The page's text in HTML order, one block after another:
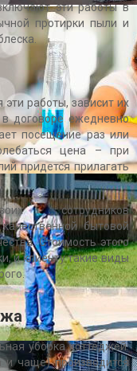
эти работы в
протирки пыли и
эти работы, зависит их
договоре ежедневно
посещение раз или
цена – при
придется прилагать
сотрудников
бытовой
Стоимость этого
и клиенту такие виды
уборка коттеджей.
чаще) производится